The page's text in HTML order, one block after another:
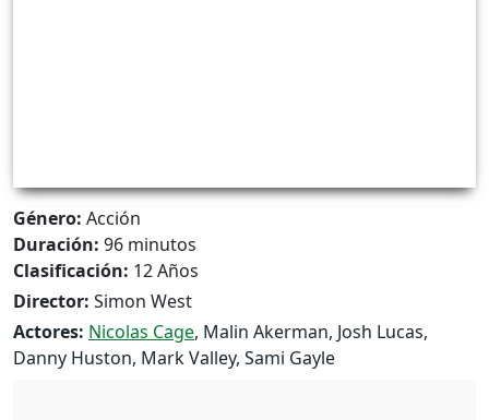
Género: Acción
Duración: 96 minutos
Clasificación: 12 Años
Director: Simon West
Actores: Nicolas Cage, Malin Akerman, Josh Lucas,
Danny Huston, Mark Valley, Sami Gayle